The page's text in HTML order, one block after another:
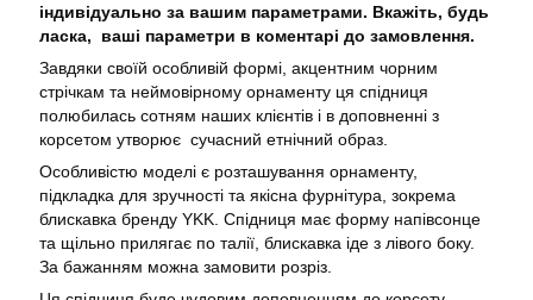
індивідуально за вашим параметрами. Вкажіть, будь
ласка, ваші параметри в коментарі до замовлення.
Завдяки своїй особливій формі, акцентним чорним
стрічкам та неймовірному орнаменту ця спідниця
полюбилась сотням наших клієнтів і в доповненні з
корсетом утворює сучасний етнічний образ.
Особливістю моделі є розташування орнаменту,
підкладка для зручності та якісна фурнітура, зокрема
блискавка бренду YKK. Спідниця має форму напівсонце
та щільно прилягає по талії, блискавка іде з лівого боку.
За бажанням можна замовити розріз.